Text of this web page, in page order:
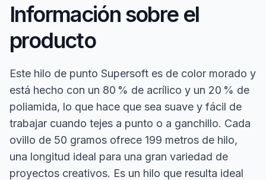
Información sobre el
producto
Este hilo de punto Supersoft es de color morado y
está hecho con un 80 % de acrílico y un 20 % de
poliamida, lo que hace que sea suave y fácil de
trabajar cuando tejes a punto o a ganchillo. Cada
ovillo de 50 gramos ofrece 199 metros de hilo,
una longitud ideal para una gran variedad de
proyectos creativos. Es un hilo que resulta ideal